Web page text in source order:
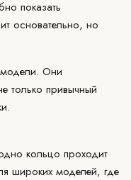
показать
основательно, но
Они
только привычный
кольцо проходит
широких моделей, где